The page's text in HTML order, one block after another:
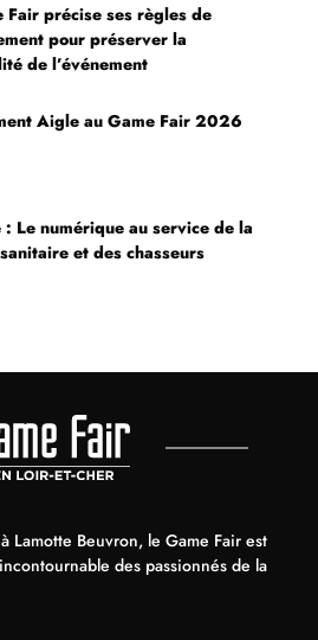
Fair précise ses règles de
pour préserver la
de l’événement
Aigle au Game Fair 2026
: Le numérique au service de la
et des chasseurs
Lamotte Beuvron, le Game Fair est
des passionnés de la